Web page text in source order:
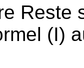
Reste
(I)